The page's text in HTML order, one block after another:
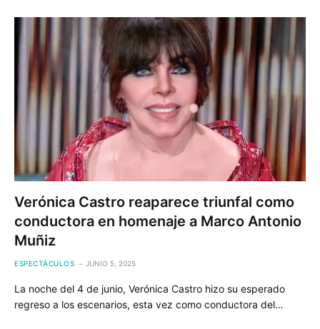
Verónica Castro reaparece triunfal como
conductora en homenaje a Marco Antonio
Muñiz
ESPECTÁCULOS JUNIO 5, 2025
La noche del 4 de junio, Verónica Castro hizo su esperado
regreso a los escenarios, esta vez como conductora del…